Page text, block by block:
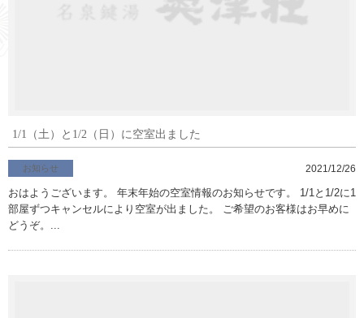
1/1（土）と1/2（日）に空室出ました
お知らせ 2021/12/26
おはようございます。 年末年始の空室情報のお知らせです。 1/1と1/2に1
部屋ずつキャンセルにより空室が出ました。 ご希望のお客様はお早めに
どうぞ。...